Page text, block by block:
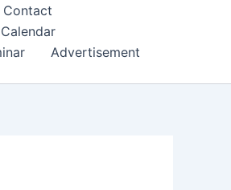
Contact
Advertisement